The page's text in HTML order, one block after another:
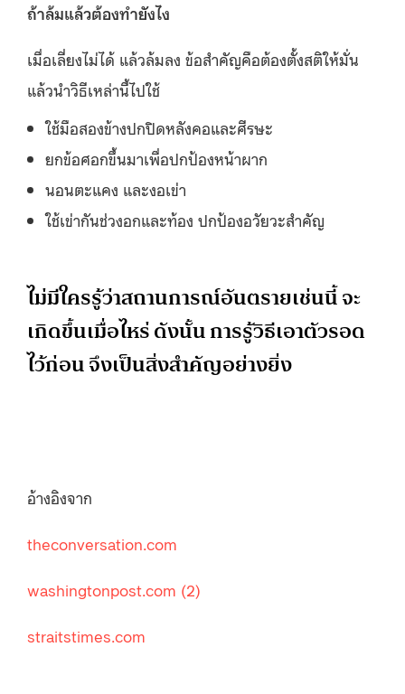
ถ้าล้มแล้วต้องทำยังไง
เมื่อเลี่ยงไม่ได้ แล้วล้มลง ข้อสำคัญคือต้องตั้งสติให้มั่น
แล้วนำวิธีเหล่านี้ไปใช้
ใช้มือสองข้างปกปิดหลังคอและศีรษะ
ยกข้อศอกขึ้นมาเพื่อปกป้องหน้าผาก
นอนตะแคง และงอเข่า
ใช้เข่ากันช่วงอกและท้อง ปกป้องอวัยวะสำคัญ
ไม่มีใครรู้ว่าสถานการณ์อันตรายเช่นนี้ จะ
เกิดขึ้นเมื่อไหร่ ดังนั้น การรู้วิธีเอาตัวรอด
ไว้ก่อน จึงเป็นสิ่งสำคัญอย่างยิ่ง
อ้างอิงจาก
theconversation.com
washingtonpost.com (2)
straitstimes.com